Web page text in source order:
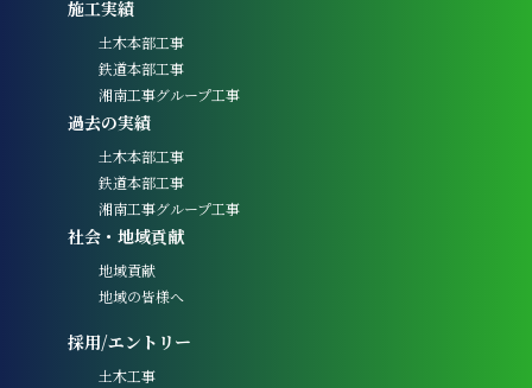
施工実績
土木本部工事
鉄道本部工事
湘南工事グループ工事
過去の実績
土木本部工事
鉄道本部工事
湘南工事グループ工事
社会・地域貢献
地域貢献
地域の皆様へ
採用/エントリー
土木工事